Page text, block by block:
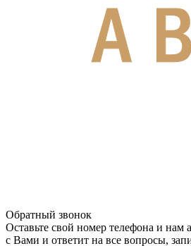
Обратный звонок
Оставьте свой номер телефона и нам
с Вами и ответит на все вопросы,